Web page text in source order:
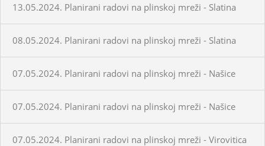
13.05.2024. Planirani radovi na plinskoj mreži - Slatina
08.05.2024. Planirani radovi na plinskoj mreži - Slatina
07.05.2024. Planirani radovi na plinskoj mreži - Našice
07.05.2024. Planirani radovi na plinskoj mreži - Našice
07.05.2024. Planirani radovi na plinskoj mreži - Virovitica